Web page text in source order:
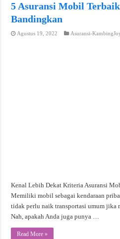
5 Asuransi Mobil
Bandingkan
Agustus 19, 2022 Asuransi-
Kenal Lebih Dekat Kriteria Asuransi
Memiliki mobil sebagai kendaraan
tidak perlu naik transportasi umum jika
Nah, apakah Anda juga punya …
Read More »